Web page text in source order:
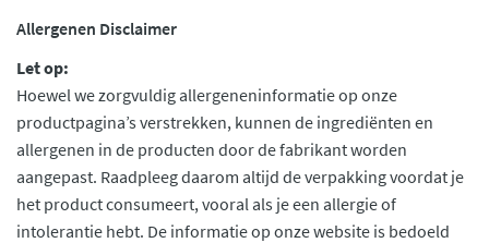
Allergenen Disclaimer
Let op:
Hoewel we zorgvuldig allergeneninformatie op onze
productpagina’s verstrekken, kunnen de ingrediënten en
allergenen in de producten door de fabrikant worden
aangepast. Raadpleeg daarom altijd de verpakking voordat je
het product consumeert, vooral als je een allergie of
intolerantie hebt. De informatie op onze website is bedoeld